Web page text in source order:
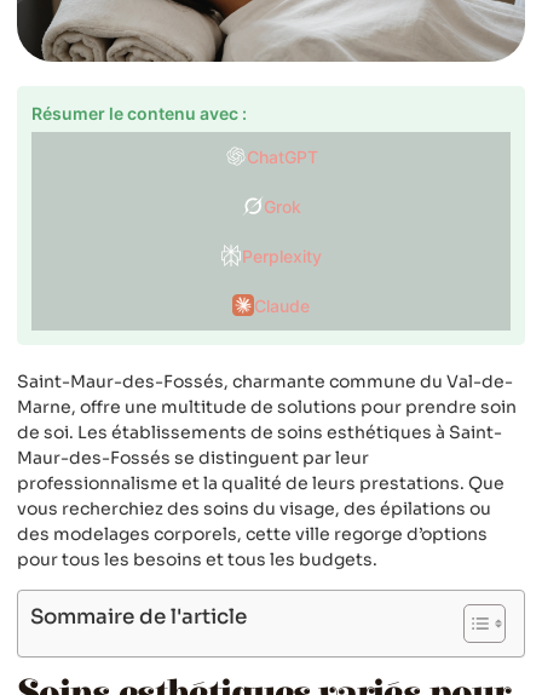
Résumer le contenu avec :
ChatGPT
Grok
Perplexity
Claude
Saint-Maur-des-Fossés, charmante commune du Val-de-
Marne, offre une multitude de solutions pour prendre soin
de soi. Les établissements de soins esthétiques à Saint-
Maur-des-Fossés se distinguent par leur
professionnalisme et la qualité de leurs prestations. Que
vous recherchiez des soins du visage, des épilations ou
des modelages corporels, cette ville regorge d’options
pour tous les besoins et tous les budgets.
Sommaire de l'article